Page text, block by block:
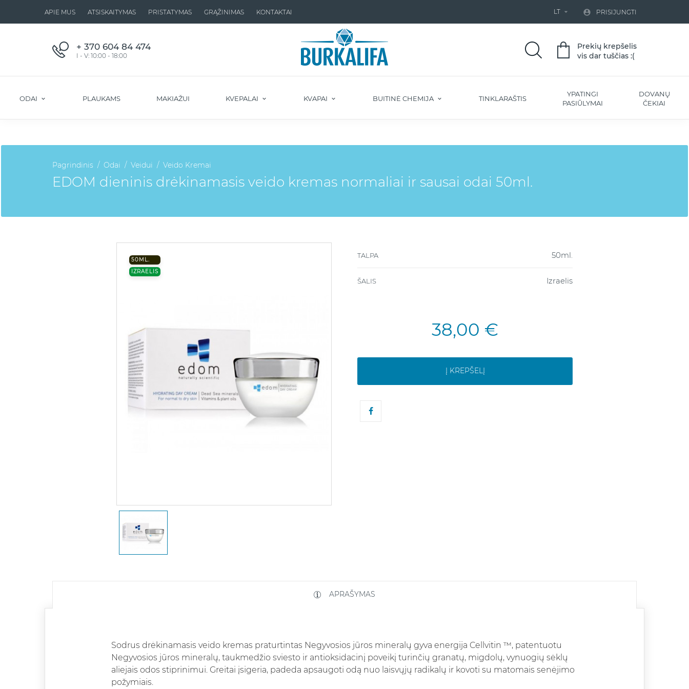
APIE MUS ATSISKAITYMAS PRISTATYMAS GRĄŽINIMAS KONTAKTAI LT   PRISIJUNGTI
+ 370 604 84 474
I - V: 10:00 - 18:00
Prekių krepšelis
vis dar tuščias :(
ODAI PLAUKAMS MAKIAŽUI KVEPALAI KVAPAI BUITINĖ CHEMIJA TINKLARAŠTIS
YPATINGI
PASIŪLYMAI
DOVANŲ
ČEKIAI
Pagrindinis Odai Veidui Veido Kremai
EDOM dieninis drėkinamasis veido kremas normaliai ir sausai odai 50ml.
50ML.
IZRAELIS
TALPA 50ml.
ŠALIS Izraelis
38,00 €
Į KREPŠELĮ
APRAŠYMAS
Sodrus drėkinamasis veido kremas praturtintas Negyvosios jūros mineralų gyva energija Cellvitin ™, patentuotu
Negyvosios jūros mineralų, taukmedžio sviesto ir antioksidacinį poveikį turinčių granatų, migdolų, vynuogių sėklų
aliejais odos stiprinimui. Greitai įsigeria, padeda apsaugoti odą nuo laisvųjų radikalų ir kovoti su matomais senėjimo
požymiais.